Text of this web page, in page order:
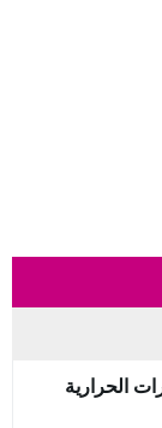
الحرارية